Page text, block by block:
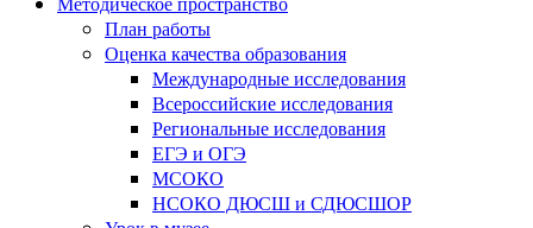
План работы
Оценка качества образования
Международные исследования
Всероссийские исследования
Региональные исследования
ЕГЭ и ОГЭ
МСОКО
НСОКО ДЮСШ и СДЮСШОР